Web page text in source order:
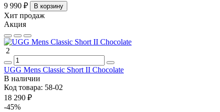
9 990 ₽
В корзину
Хит продаж
Акция
2
UGG Mens Classic Short II Chocolate
В наличии
Код товара: 58-02
18 290 ₽
-45%